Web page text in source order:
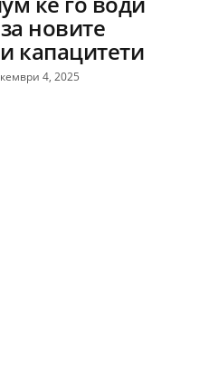
новите
капацитети
4, 2025